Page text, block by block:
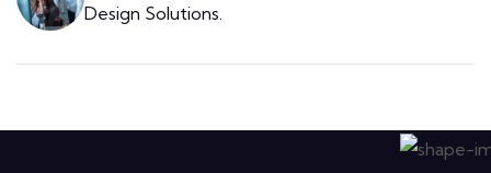
Design Solutions